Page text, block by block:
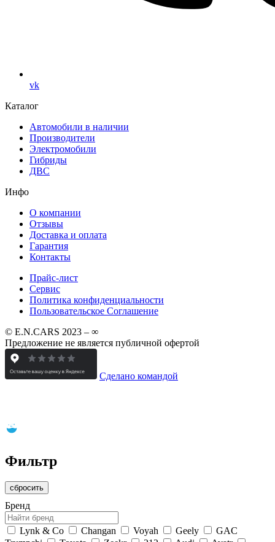
vk
Каталог
Автомобили в наличии
Производители
Электромобили
Гибриды
ДВС
Инфо
О компании
Отзывы
Доставка и оплата
Гарантия
Контакты
Прайс-лист
Сервис
Политика конфиденциальности
Пользовательское Соглашение
© E.N.CARS 2023 – ∞
Предложение не является публичной офертой
Сделано командой
Фильтр
сбросить
Бренд
Lynk & Co Changan Voyah Geely
GAC